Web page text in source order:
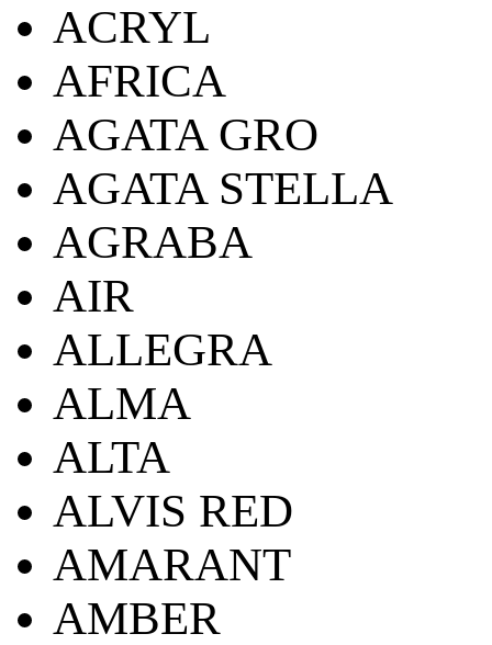
ACRYL
AFRICA
AGATA GRO
AGATA STELLA
AGRABA
AIR
ALLEGRA
ALMA
ALTA
ALVIS RED
AMARANT
AMBER